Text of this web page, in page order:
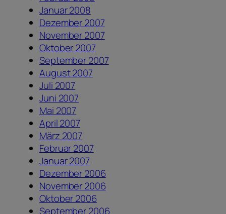
Januar 2008
Dezember 2007
November 2007
Oktober 2007
September 2007
August 2007
Juli 2007
Juni 2007
Mai 2007
April 2007
März 2007
Februar 2007
Januar 2007
Dezember 2006
November 2006
Oktober 2006
September 2006